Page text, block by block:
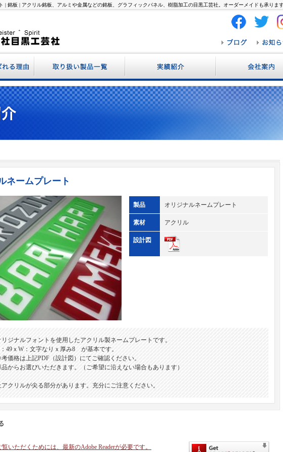
| 銘板 | アクリル銘板、アルミや金属などの銘板、グラフィックパネル、樹脂加工の目黒工芸社。オーダーメイドも承りま
銘板・ネームプレート
樹脂加工製品
ネームプレート
製品 オリジナルネームプレート
素材 アクリル
設計図
ジナルフォントを使用したアクリル製ネームプレートです。
49ｘW：文字なりｘ厚み8 が基本です。
価格は上記PDF（設計図）にてご確認ください。
からお選びいただきます。（ご希望に沿えない場合もあります）
クリルが尖る部分があります。充分にご注意ください。
いただくためには、最新のAdobe Readerが必要です。